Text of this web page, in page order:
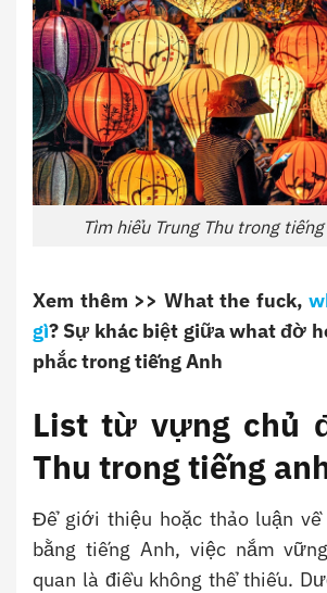
Tìm hiểu Trung Thu trong
Xem thêm >> What the fuck,
gì? Sự khác biệt giữa what đờ
phắc trong tiếng Anh
List từ vựng chủ
Thu trong tiếng
Để giới thiệu hoặc thảo luận về
bằng tiếng Anh, việc nắm
quan là điều không thể thiếu.